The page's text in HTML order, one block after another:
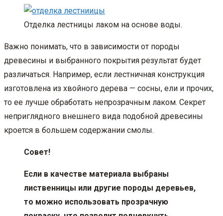
Отделка лестницы лаком на основе воды.
Важно понимать, что в зависимости от породы
древесины и выбранного покрытия результат будет
различаться. Например, если лестничная конструкция
изготовлена из хвойного дерева — сосны, ели и прочих,
то ее лучше обработать непрозрачным лаком. Секрет
неприглядного внешнего вида подобной древесины
кроется в большем содержании смолы.
Совет!
Если в качестве материала выбраны
лиственницы или другие породы деревьев,
то можно использовать прозрачную